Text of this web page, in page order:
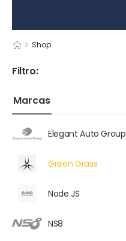
> Shop
Filtro:
Marcas
Elegant Auto Group
Green Grass
Node JS
NS8